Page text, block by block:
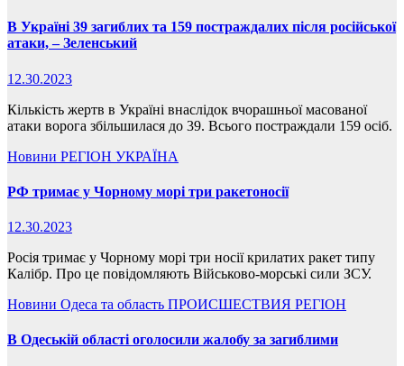
В Україні 39 загиблих та 159 постраждалих після російської
атаки, – Зеленський
12.30.2023
Кількість жертв в Україні внаслідок вчорашньої масованої
атаки ворога збільшилася до 39. Всього постраждали 159 осіб.
Новини РЕГІОН УКРАЇНА
РФ тримає у Чорному морі три ракетоносії
12.30.2023
Росія тримає у Чорному морі три носії крилатих ракет типу
Калібр. Про це повідомляють Військово-морські сили ЗСУ.
Новини Одеса та область ПРОИСШЕСТВИЯ РЕГІОН
В Одеській області оголосили жалобу за загиблими